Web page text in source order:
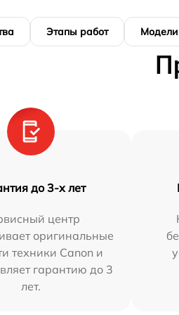
Этапы работ Модели
до 3-х лет
центр
оригинальные
техники Canon и
гарантию до 3
лет.